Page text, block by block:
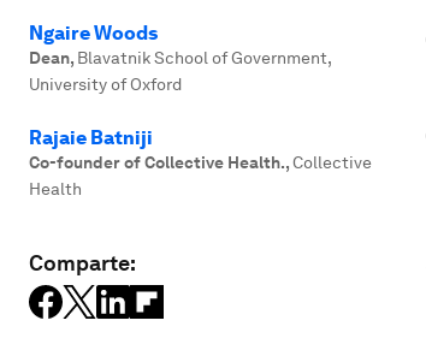
Ngaire Woods
Dean, Blavatnik School of Government,
University of Oxford
Rajaie Batniji
Co-founder of Collective Health.,Collective
Health
Comparte: